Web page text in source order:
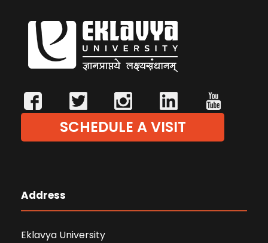
SCHEDULE A VISIT
Address
Eklavya University